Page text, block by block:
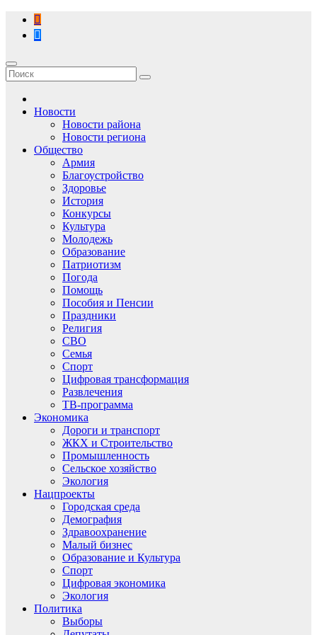
Перейти
содержимому
Новости
Новости района
Новости региона
Общество
Армия
Благоустройство
Здоровье
История
Конкурсы
Культура
Молодежь
Образование
Патриотизм
Погода
Помощь
Пособия и Пенсии
Праздники
Религия
СВО
Семья
Спорт
Цифровая трансформация
Развлечения
ТВ-программа
Экономика
Дороги и транспорт
ЖКХ и Строительство
Промышленность
Сельское хозяйство
Экология
Нацпроекты
Городская среда
Демография
Здравоохранение
Малый бизнес
Образование и Культура
Спорт
Цифровая экономика
Экология
Политика
Выборы